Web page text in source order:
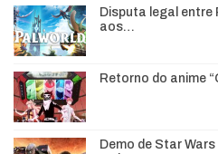
Disputa legal entre
aos…
Retorno do anime
Demo de Star